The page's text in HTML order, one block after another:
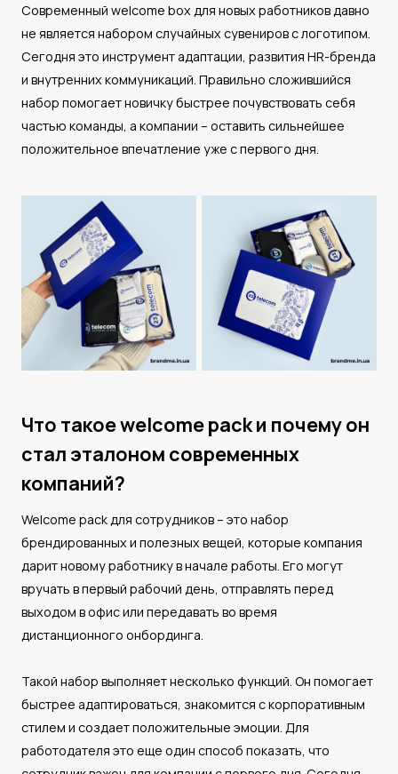
Современный welcome box для новых работников давно
не является набором случайных сувениров с логотипом.
Сегодня это инструмент адаптации, развития HR-бренда
и внутренних коммуникаций. Правильно сложившийся
набор помогает новичку быстрее почувствовать себя
частью команды, а компании – оставить сильнейшее
положительное впечатление уже с первого дня.
Что такое welcome pack и почему он
стал эталоном современных
компаний?
Welcome pack для сотрудников – это набор
брендированных и полезных вещей, которые компания
дарит новому работнику в начале работы. Его могут
вручать в первый рабочий день, отправлять перед
выходом в офис или передавать во время
дистанционного онбординга.
Такой набор выполняет несколько функций. Он помогает
быстрее адаптироваться, знакомится с корпоративным
стилем и создает положительные эмоции. Для
работодателя это еще один способ показать, что